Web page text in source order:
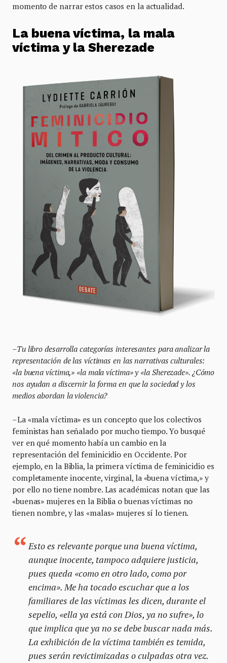
momento de narrar estos casos en la actualidad.
La buena víctima, la mala
víctima y la Sherezade
–Tu libro desarrolla categorías interesantes para analizar la
representación de las víctimas en las narrativas culturales:
«la buena víctima,» «la mala víctima» y «la Sherezade». ¿Cómo
nos ayudan a discernir la forma en que la sociedad y los
medios abordan la violencia?
–La «mala víctima» es un concepto que los colectivos
feministas han señalado por mucho tiempo. Yo busqué
ver en qué momento había un cambio en la
representación del feminicidio en Occidente. Por
ejemplo, en la Biblia, la primera víctima de feminicidio es
completamente inocente, virginal, la «buena víctima,» y
por ello no tiene nombre. Las académicas notan que las
«buenas» mujeres en la Biblia o buenas víctimas no
tienen nombre, y las «malas» mujeres sí lo tienen.
Esto es relevante porque una buena víctima,
aunque inocente, tampoco adquiere justicia,
pues queda «como en otro lado, como por
encima». Me ha tocado escuchar que a los
familiares de las víctimas les dicen, durante el
sepelio, «ella ya está con Dios, ya no sufre», lo
que implica que ya no se debe buscar nada más.
La exhibición de la víctima también es temida,
pues serán revictimizadas o culpadas otra vez.